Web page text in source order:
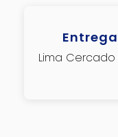
Lima